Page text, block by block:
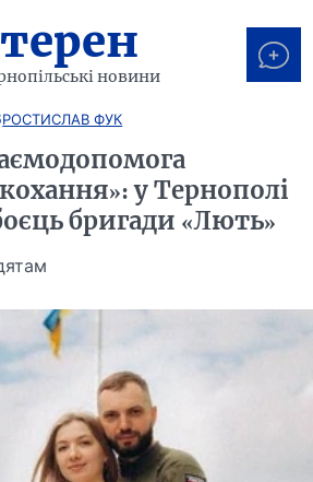
терен
новини
РОСТИСЛАВ ФУК
у Тернополі
бригади «Лють»